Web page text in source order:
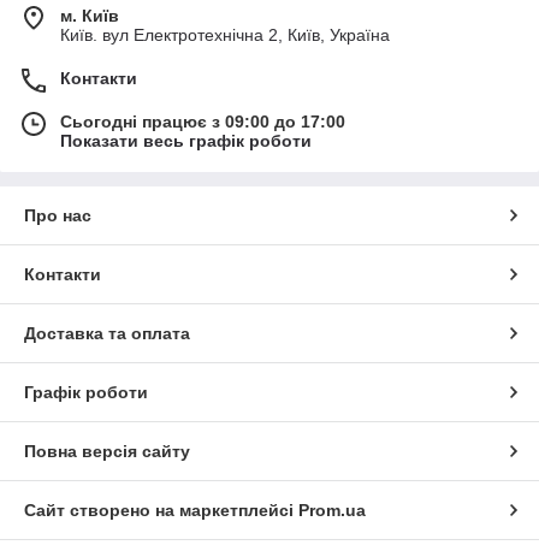
м. Київ
Київ. вул Електротехнічна 2, Київ, Україна
Контакти
Сьогодні працює з 09:00 до 17:00
Показати весь графік роботи
Про нас
Контакти
Доставка та оплата
Графік роботи
Повна версія сайту
Сайт створено на маркетплейсі Prom.ua